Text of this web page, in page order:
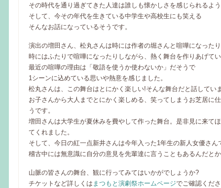
その時代を通り過ぎてきた人達は誰しも懐かしさを感じられるよ
そして、今その年代を生きている中学生や高校生にも笑える
そんなお話になっているそうです。
演出の増田さん、松丸さんは時には作者の堀さんと喧嘩になったり
時にはふたりで喧嘩になったりしながら、熱く舞台を作りあげて
最近の喧嘩の理由は「敬語を使うか使わないか」だそうで
1シーンに込めている思いや熱意を感じました。
松丸さんは、この舞台はとにかく楽しい!そんな舞台だと話してい
お子さんから大人までとにかく楽しめる、笑ってしまうお芝居に
うです。
増田さんは大学生が夏休みを費やして作った舞台。是非見に来て
てくれました。
そして、今日の紅一点新井さんは今年入った1年生の新人女優さん
稽古中には無意識に自分の意見を先輩達に言うこともあるんだと
山脈の皆さんの舞台、観に行ってみてはいかがでしょうか?
チケットなど詳しくは まつもと演劇祭ホームページでご確認くだ